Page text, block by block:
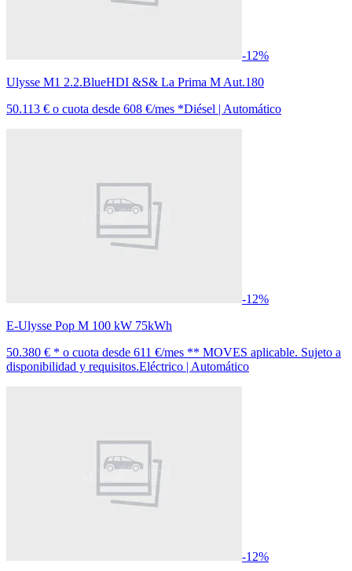
-12%
Ulysse M1 2.2.BlueHDI &S& La Prima M Aut.180
50.113 € o cuota desde 608 €/mes *Diésel | Automático
-12%
E-Ulysse Pop M 100 kW 75kWh
50.380 € * o cuota desde 611 €/mes ** MOVES aplicable. Sujeto a
disponibilidad y requisitos.Eléctrico | Automático
-12%